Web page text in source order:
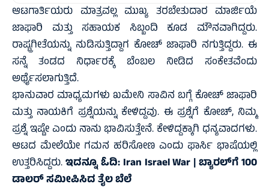
ಆಟಗಾರ್ತಿಯರು ಮಾತ್ರವಲ್ಲ ಮುಖ್ಯ ತರಬೇತುದಾರ ಮಾರ್ಜಿಯೆ
ಜಾಫಾರಿ ಮತ್ತು ಸಹಾಯಕ ಸಿಬ್ಬಂದಿ ಕೂಡ ಮೌನವಾಗಿದ್ದರು.
ರಾಷ್ಟ್ರಗೀತೆಯನ್ನು ನುಡಿಸುತ್ತಿದ್ದಾಗ ಕೋಚ್‌ ಜಾಫಾರಿ ನಗುತ್ತಿದ್ದರು. ಈ
ಸನ್ನೆ ತಂಡದ ನಿರ್ಧಾರಕ್ಕೆ ಬೆಂಬಲ ನೀಡಿದ ಸಂಕೇತವೆಂದು
ಅರ್ಥೈಸಲಾಗುತ್ತಿದೆ.
ಭಾನುವಾರ ಮಾಧ್ಯಮಗಳು ಖಮೇನಿ ಸಾವಿನ ಬಗ್ಗೆ ಕೋಚ್‌ ಜಾಫಾರಿ
ಮತ್ತು ನಾಯಕಿಗೆ ಪ್ರಶ್ನೆಯನ್ನು ಕೇಳಿದ್ದವು. ಈ ಪ್ರಶ್ನೆಗೆ ಕೋಚ್‌, ನಿಮ್ಮ
ಪ್ರಶ್ನೆ ಇಷ್ಟೇ ಎಂದು ನಾನು ಭಾವಿಸುತ್ತೇನೆ. ಕೇಳಿದ್ದಕ್ಕಾಗಿ ಧನ್ಯವಾದಗಳು.
ಆಟದ ಮೇಲೆಯೇ ಗಮನ ಹರಿಸೋಣ ಎಂದು ಫಾರ್ಸಿ ಭಾಷೆಯಲ್ಲಿ
ಉತ್ತರಿಸಿದ್ದರು.ಇದನ್ನೂ ಓದಿ: Iran Israel War | ಬ್ಯಾರಲ್‌ಗೆ 100
ಡಾಲರ್‌ ಸಮೀಪಿಸಿದ ತೈಲ ಬೆಲೆ